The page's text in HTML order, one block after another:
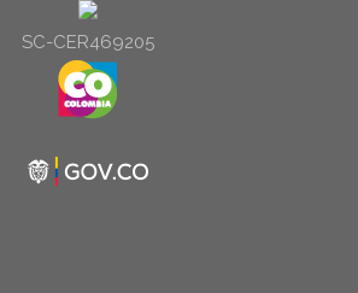
SC-CER469205